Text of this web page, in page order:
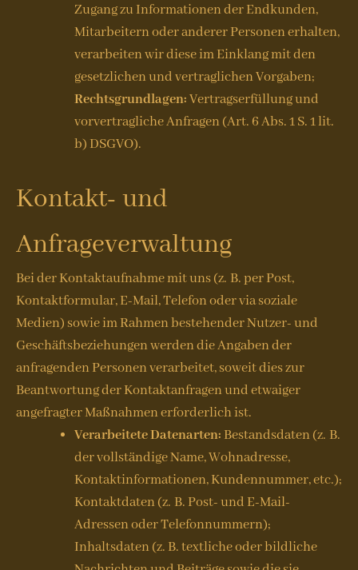
Zugang zu Informationen der Endkunden,
Mitarbeitern oder anderer Personen erhalten,
verarbeiten wir diese im Einklang mit den
gesetzlichen und vertraglichen Vorgaben;
Rechtsgrundlagen:Vertragserfüllung und
vorvertragliche Anfragen (Art. 6 Abs. 1 S. 1 lit.
b) DSGVO).
Kontakt- und
Anfrageverwaltung
Bei der Kontaktaufnahme mit uns (z. B. per Post,
Kontaktformular, E-Mail, Telefon oder via soziale
Medien) sowie im Rahmen bestehender Nutzer- und
Geschäftsbeziehungen werden die Angaben der
anfragenden Personen verarbeitet, soweit dies zur
Beantwortung der Kontaktanfragen und etwaiger
angefragter Maßnahmen erforderlich ist.
Verarbeitete Datenarten: Bestandsdaten (z. B.
der vollständige Name, Wohnadresse,
Kontaktinformationen, Kundennummer, etc.);
Kontaktdaten (z. B. Post- und E-Mail-
Adressen oder Telefonnummern);
Inhaltsdaten (z. B. textliche oder bildliche